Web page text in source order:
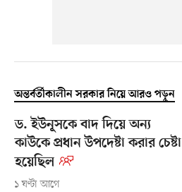
অন্তর্বর্তীকালীন সরকার নিয়ে আরও পড়ুন
ড. ইউনূসকে বাদ দিয়ে অন্য
কাউকে প্রধান উপদেষ্টা করার চেষ্টা
হয়েছিল
১ ঘণ্টা আগে